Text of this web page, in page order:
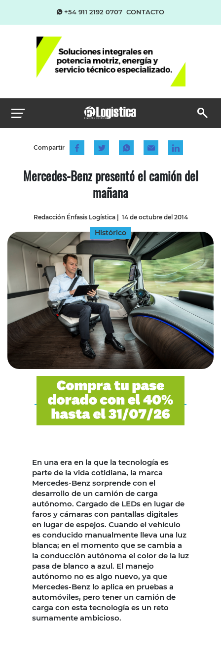
+54 911 2192 0707 CONTACTO
Compartir
Mercedes-Benz presentó el camión del
mañana
Redacción Énfasis Logística| 14 de octubre del 2014
Histórico
En una era en la que la tecnología es
parte de la vida cotidiana, la marca
Mercedes-Benz sorprende con el
desarrollo de un camión de carga
autónomo. Cargado de LEDs en lugar de
faros y cámaras con pantallas digitales
en lugar de espejos. Cuando el vehículo
es conducido manualmente lleva una luz
blanca; en el momento que se cambia a
la conducción autónoma el color de la luz
pasa de blanco a azul. El manejo
autónomo no es algo nuevo, ya que
Mercedes-Benz lo aplica en pruebas a
automóviles, pero tener un camión de
carga con esta tecnología es un reto
sumamente ambicioso.